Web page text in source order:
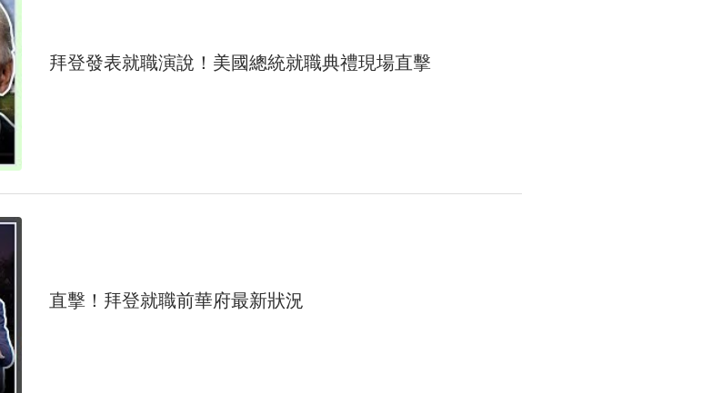
拜登發表就職演說！美國總統就職典禮現場直擊
直擊！拜登就職前華府最新狀況